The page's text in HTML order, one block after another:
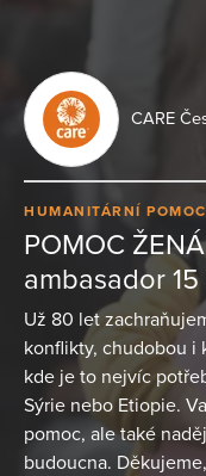
CARE
HUMANITÁRNÍ POMOC
POMOC
ambasador
Už 80 let
konflikty, chudobou i
kde je to nejvíc
Sýrie nebo Etiopie.
pomoc, ale také
budoucna.